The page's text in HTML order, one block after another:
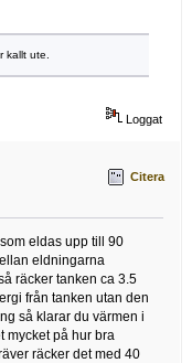
kallt ute.
Loggat
Citera
eldas upp till 90
eldningarna
räcker tanken ca 3.5
från tanken utan den
så klarar du värmen i
mycket på hur bra
räcker det med 40